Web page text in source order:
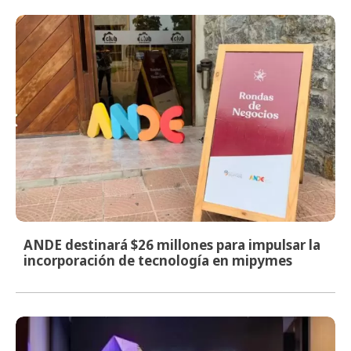
ANDE destinará $26 millones para impulsar la
incorporación de tecnología en mipymes